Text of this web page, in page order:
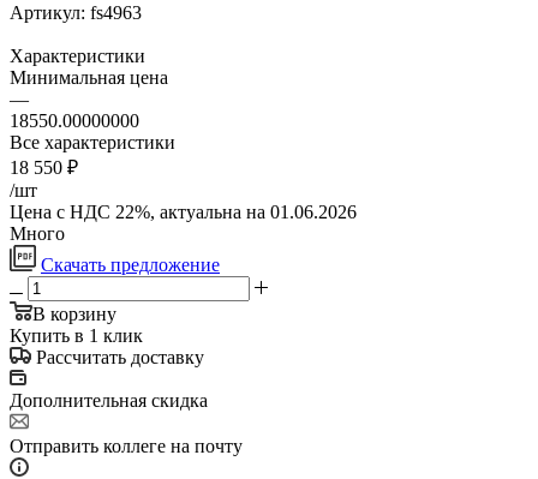
Артикул: fs4963
Характеристики
Минимальная цена
—
18550.00000000
Все характеристики
18 550 ₽
/шт
Цена с НДС 22%, актуальна на 01.06.2026
Много
Скачать предложение
В корзину
Купить в 1 клик
Рассчитать доставку
Дополнительная скидка
Отправить коллеге на почту